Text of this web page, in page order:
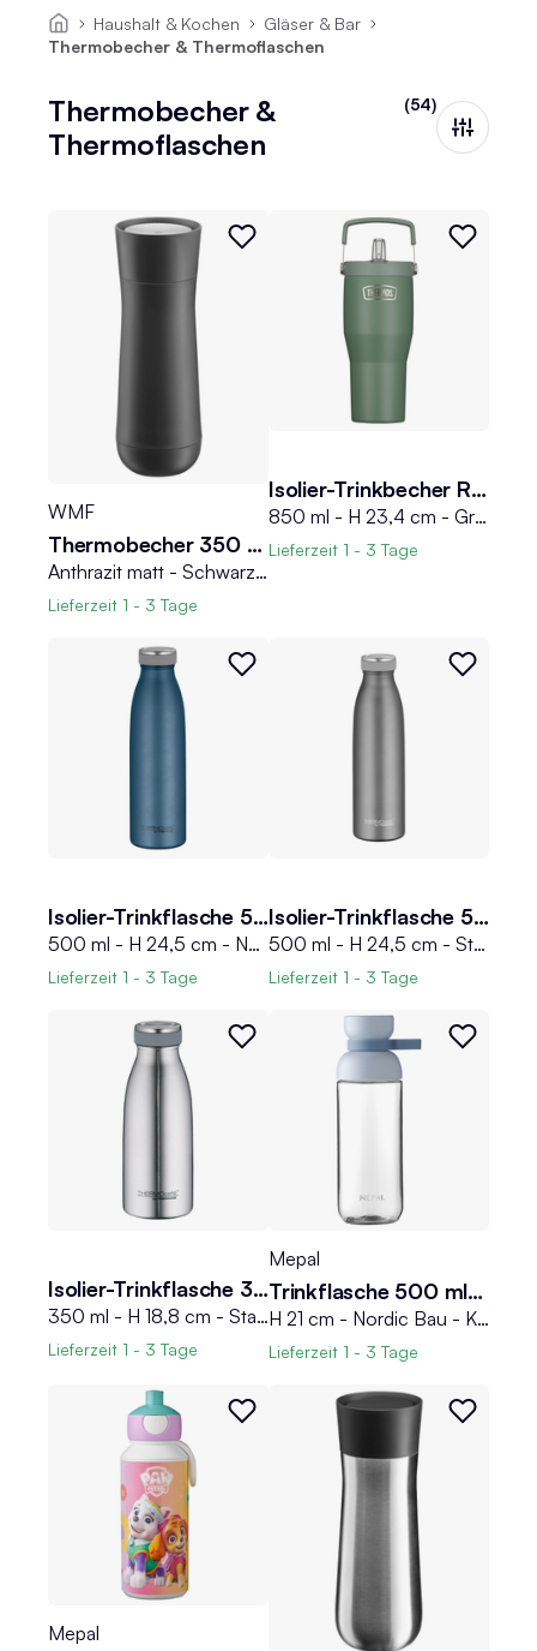
Haushalt & Kochen
Gläser & Bar
Thermobecher & Thermoflaschen
Thermobecher &
Thermoflaschen
(54)
WMF
Thermobecher 350 ml IMPULSE
Anthrazit matt - Schwarz - Edelstahl 18/10 - Polypropylen - 350 ml - doppelwandig
Lieferzeit 1 - 3 Tage
Isolier-Trinkbecher REFRESHING
850 ml - H 23,4 cm - Grün matt - Edelstahl 18/8 - mit Deckel und Strohhalm
Lieferzeit 1 - 3 Tage
Isolier-Trinkflasche 500 ml THERMOCAFE
500 ml - H 24,5 cm - Nachtblau matt - Edelstahl 18/8 - mit Drehverschluss
Lieferzeit 1 - 3 Tage
Isolier-Trinkflasche 500 ml THERMOCAFE
500 ml - H 24,5 cm - Steingrau matt - Edelstahl 18/8 - mit Drehverschluss
Lieferzeit 1 - 3 Tage
Isolier-Trinkflasche 350 ml THERMOCAFE
350 ml - H 18,8 cm - Stahlgrau matt - Edelstahl 18/8 - mit Drehverschluss
Lieferzeit 1 - 3 Tage
Mepal
Trinkflasche 500 ml VITA
H 21 cm - Nordic Bau - Kunststoff - mit Trageschlaufe - 500 ml
Lieferzeit 1 - 3 Tage
Mepal